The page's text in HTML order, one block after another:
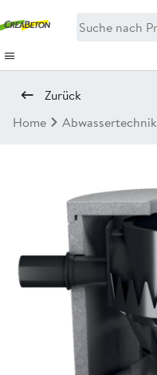
Zurück
Home
Abwassertechnik